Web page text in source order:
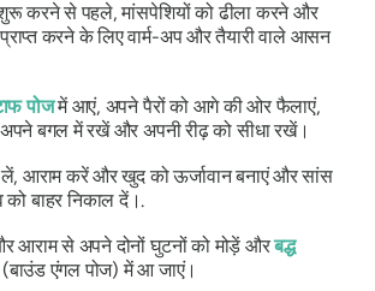
करने से पहले, मांसपेशियों को ढीला करने और
करने के लिए वार्म-अप और तैयारी वाले आसन
पोजमें आएं, अपने पैरों को आगे की ओर फैलाएं,
बगल में रखें और अपनी रीढ़ को सीधा रखें।
आराम करें और खुद को ऊर्जावान बनाएं और सांस
को बाहर निकाल दें।.
आराम से अपने दोनों घुटनों को मोड़ें औरबद्ध
एंगल पोज) में आ जाएं।